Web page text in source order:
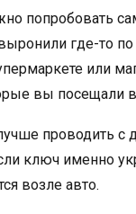
попробовать
где-то
или
вы посещали
проводить с
ключ именно
возле авто.